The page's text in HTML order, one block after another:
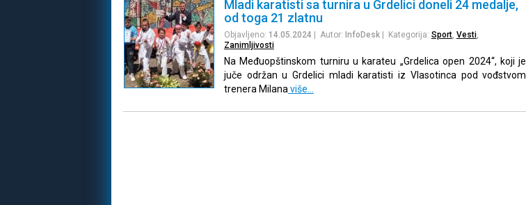
Mladi karatisti sa turnira u Grdelici doneli 24 medalje,
od toga 21 zlatnu
Objavljeno: 14.05.2024 | Autor: InfoDesk| Kategorija: Sport, Vesti,
Zanimljivosti
Na Međuopštinskom turniru u karateu „Grdelica open 2024“, koji je
juče održan u Grdelici mladi karatisti iz Vlasotinca pod vođstvom
trenera Milana više…